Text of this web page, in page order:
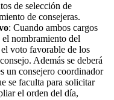
de selección de
de consejeras.
: Cuando ambos cargos
el nombramiento del
voto favorable de los
Además se deberá
un consejero coordinador
se faculta para solicitar
el orden del día,